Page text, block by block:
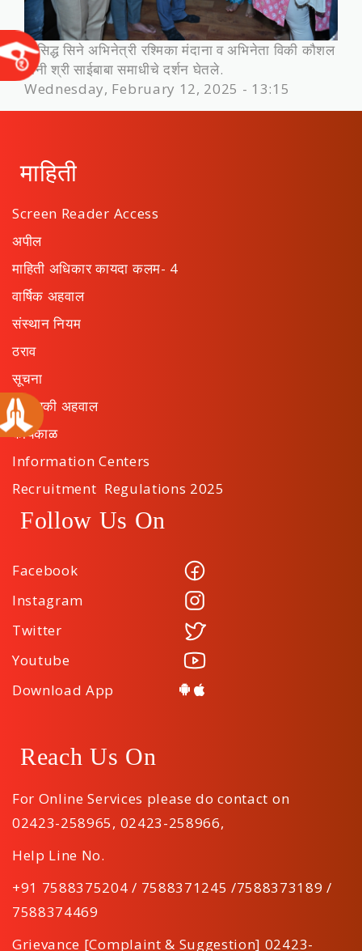
प्रसिद्ध सिने अभिनेत्री रश्मिका मंदाना व अभिनेता विकी कौशल
‍यांनी श्री साईबाबा समाधीचे दर्शन घेतले.
Wednesday, February 12, 2025 - 13:15
माहिती
Screen Reader Access
अपील
माहिती अधिकार कायदा कलम- 4
वार्षिक अहवाल
संस्थान नियम
ठराव
सूचना
सांख्यिकी अहवाल
कार्यकाळ
Information Centers
Recruitment Regulations 2025
Follow Us On
Facebook
Instagram
Twitter
Youtube
Download App
Reach Us On
For Online Services please do contact on
02423-258965, 02423-258966,
Help Line No.
+91 7588375204 / 7588371245 /7588373189 /
7588374469
Grievance [Complaint & Suggestion] 02423-